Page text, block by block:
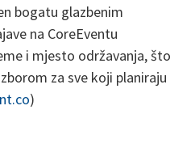
bogatu glazbenim
na CoreEventu
i mjesto održavanja, što
za sve koji planiraju
)